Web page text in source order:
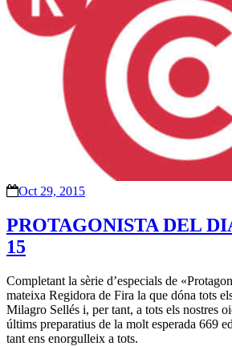
Oct 29, 2015
PROTAGONISTA DEL
15
Completant la sèrie d’especials de
mateixa Regidora de Fira la que dóna tots
Milagro Sellés i, per tant, a tots els nostres
últims preparatius de la molt esperada 669
tant ens enorgulleix a tots.